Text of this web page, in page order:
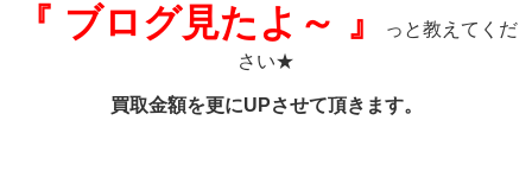
『 ブログ見たよ～ 』
っと教えてくだ
さい★
買取金額を更にUPさせて頂きます。